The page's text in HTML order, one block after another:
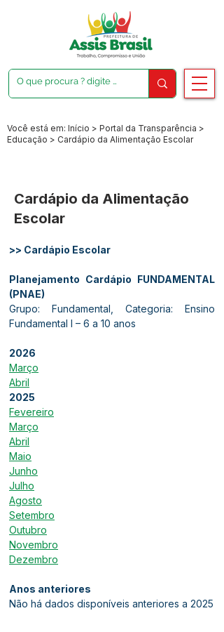
Você está em: Início > Portal da Transparência >
Educação > Cardápio da Alimentação Escolar
Cardápio da Alimentação
Escolar
>> Cardápio Escolar
Planejamento Cardápio FUNDAMENTAL
(PNAE)
Grupo: Fundamental, Categoria: Ensino
Fundamental I – 6 a 10 anos
2026
Março
Abril
2025
Fevereiro
Março
Abril
Maio
Junho
Julho
Agosto
Setembro
Outubro
Novembro
Dezembro
Anos anteriores
Não há dados disponíveis anteriores a 2025